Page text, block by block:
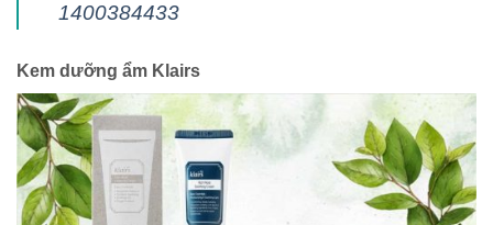
1400384433
Kem dưỡng ẩm Klairs